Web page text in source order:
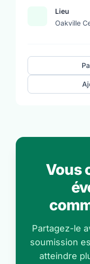
Lieu
Oakville
Vous
Partagez-le
soumission
atteindre